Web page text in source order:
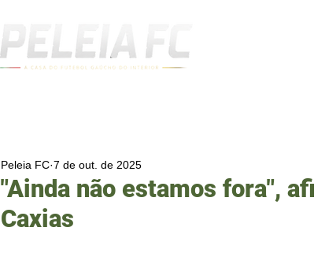
"Ainda não estamos fora",
Caxias
Peleia FC 7 de out. de 2025